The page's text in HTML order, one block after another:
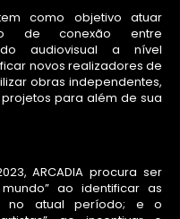
como objetivo atuar
de conexão entre
do audiovisual a nível
novos realizadores de
obras independentes,
para além de sua
ARCADIA procura ser
ao identificar as
no atual período; e o